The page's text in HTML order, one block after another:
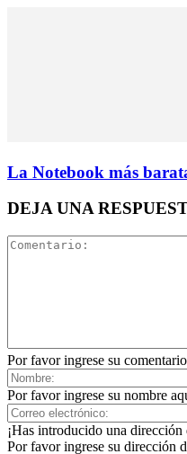
La Notebook más
DEJA UNA
Por favor ingrese su
Por favor ingrese su nombre
¡Has introducido una
Por favor ingrese su dirección